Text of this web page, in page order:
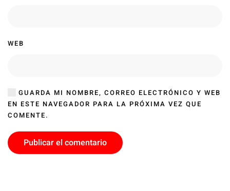
WEB
GUARDA MI NOMBRE, CORREO ELECTRÓNICO Y WEB
EN ESTE NAVEGADOR PARA LA PRÓXIMA VEZ QUE
COMENTE.
Publicar el comentario